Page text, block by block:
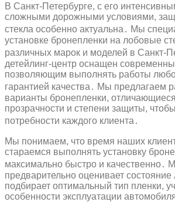
В Санкт-Петербурге, с его
сложными дорожными условиями,
стекла особенно актуальна․ Мы
установке бронепленки на лобовые
различных марок и моделей в Санкт-
детейлинг-центр оснащен
позволяющим выполнять работы
гарантией качества․ Мы предлагаем
варианты бронепленки,
прозрачности и степени защиты,
потребности каждого клиента․
Мы понимаем, что время наших
стараемся выполнять установку
максимально быстро и качественно․
предварительно оценивает состояние
подбирает оптимальный тип пленки,
особенности эксплуатации